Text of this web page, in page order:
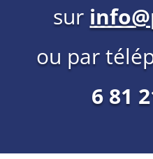
sur
ou par
6 81